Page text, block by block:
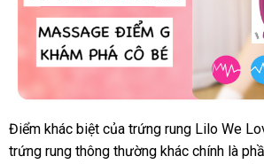
Điểm khác biệt ăn
trộm
của trứng rung Lilo We
trứng rung thông thường khác chính là